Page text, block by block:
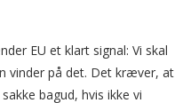
EU et klart signal: Vi skal
vinder på det. Det kræver, at
bagud, hvis ikke vi